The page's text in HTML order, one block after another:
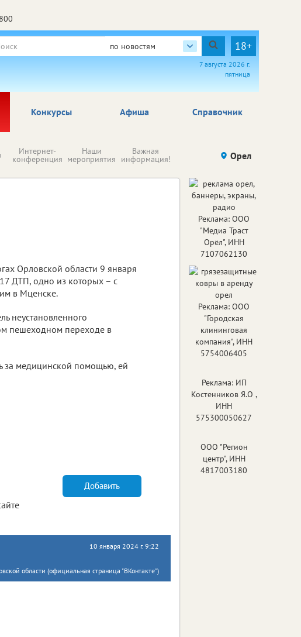
по новостям 18+
7 августа 2026 г.
пятница
Афиша Справочник
Конкурсы
Интернет-
конференция
Наши
мероприятия
Важная
информация! Происшествия Здоровье
Орел
Орловской области 9 января
ДТП, одно из которых – с
в Мценске.
неустановленного
пешеходном переходе в
за медицинской помощью, ей
Добавить
10 января 2024 г. 9:22
области (официальная страница "ВКонтакте")
Реклама: ООО
"Медиа Траст
Орёл", ИНН
7107062130
Реклама: ООО
"Городская
клининговая
компания", ИНН
5754006405
Реклама: ИП
Костенников Я.О ,
ИНН
575300050627
ООО "Регион
центр", ИНН
4817003180